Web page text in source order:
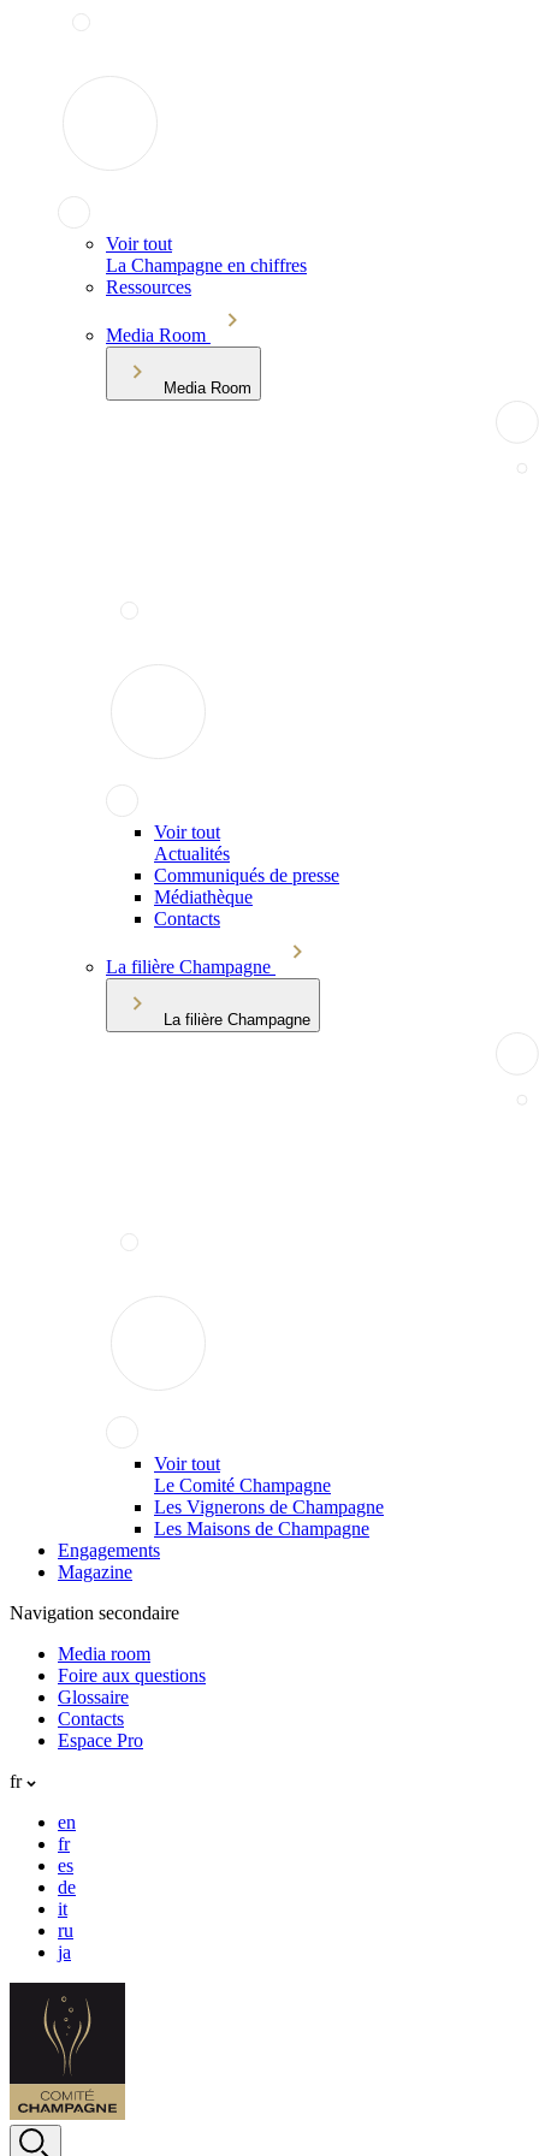
Voir tout
La Champagne en chiffres
Ressources
Media Room
Media Room
Voir tout
Actualités
Communiqués de presse
Médiathèque
Contacts
La filière Champagne
La filière Champagne
Voir tout
Le Comité Champagne
Les Vignerons de Champagne
Les Maisons de Champagne
Engagements
Magazine
Navigation secondaire
Media room
Foire aux questions
Glossaire
Contacts
Espace Pro
fr
en
fr
es
de
it
ru
ja